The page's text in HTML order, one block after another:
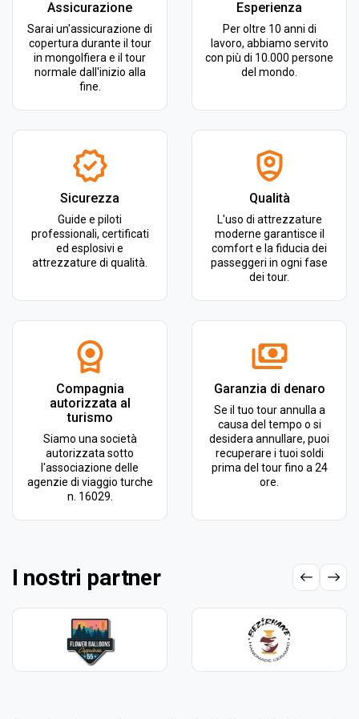
Assicurazione
Sarai un'assicurazione di
copertura durante il tour
in mongolfiera e il tour
normale dall'inizio alla
fine.
Esperienza
Per oltre 10 anni di
lavoro, abbiamo servito
con più di 10.000 persone
del mondo.
Sicurezza
Guide e piloti
professionali, certificati
ed esplosivi e
attrezzature di qualità.
Qualità
L'uso di attrezzature
moderne garantisce il
comfort e la fiducia dei
passeggeri in ogni fase
dei tour.
Compagnia
autorizzata al
turismo
Siamo una società
autorizzata sotto
l'associazione delle
agenzie di viaggio turche
n. 16029.
Garanzia di denaro
Se il tuo tour annulla a
causa del tempo o si
desidera annullare, puoi
recuperare i tuoi soldi
prima del tour fino a 24
ore.
I nostri partner